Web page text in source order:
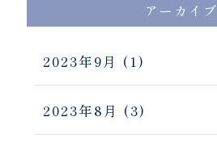
アーカイブ
2023年9月 (1)
2023年8月 (3)